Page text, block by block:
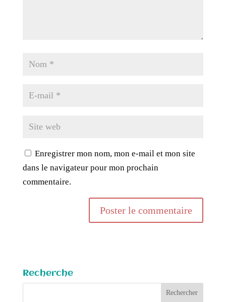
Enregistrer mon nom, mon e-mail et mon site
dans le navigateur pour mon prochain
commentaire.
Recherche